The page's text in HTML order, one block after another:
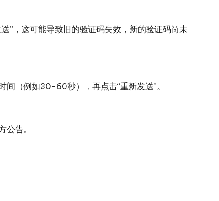
”，这可能导致旧的验证码失效，新的验证码尚未
（例如30-60秒），再点击“重新发送”。
告。